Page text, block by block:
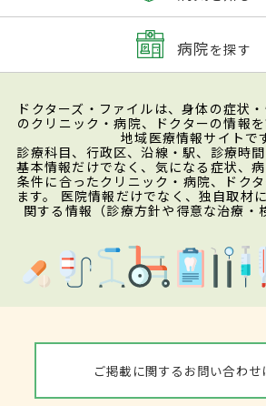
病院を探す
ドクターズ・ファイルは、身体の症状
のクリニック・病院、ドクターの情報
地域医療情報サイトで
診療科目、行政区、沿線・駅、診療時
基本情報だけでなく、気になる症状、
条件に合ったクリニック・病院、ドク
ます。 医院情報だけでなく、独自取材
関する情報（診療方針や得意な治療・
ご掲載に関するお問い合わせ